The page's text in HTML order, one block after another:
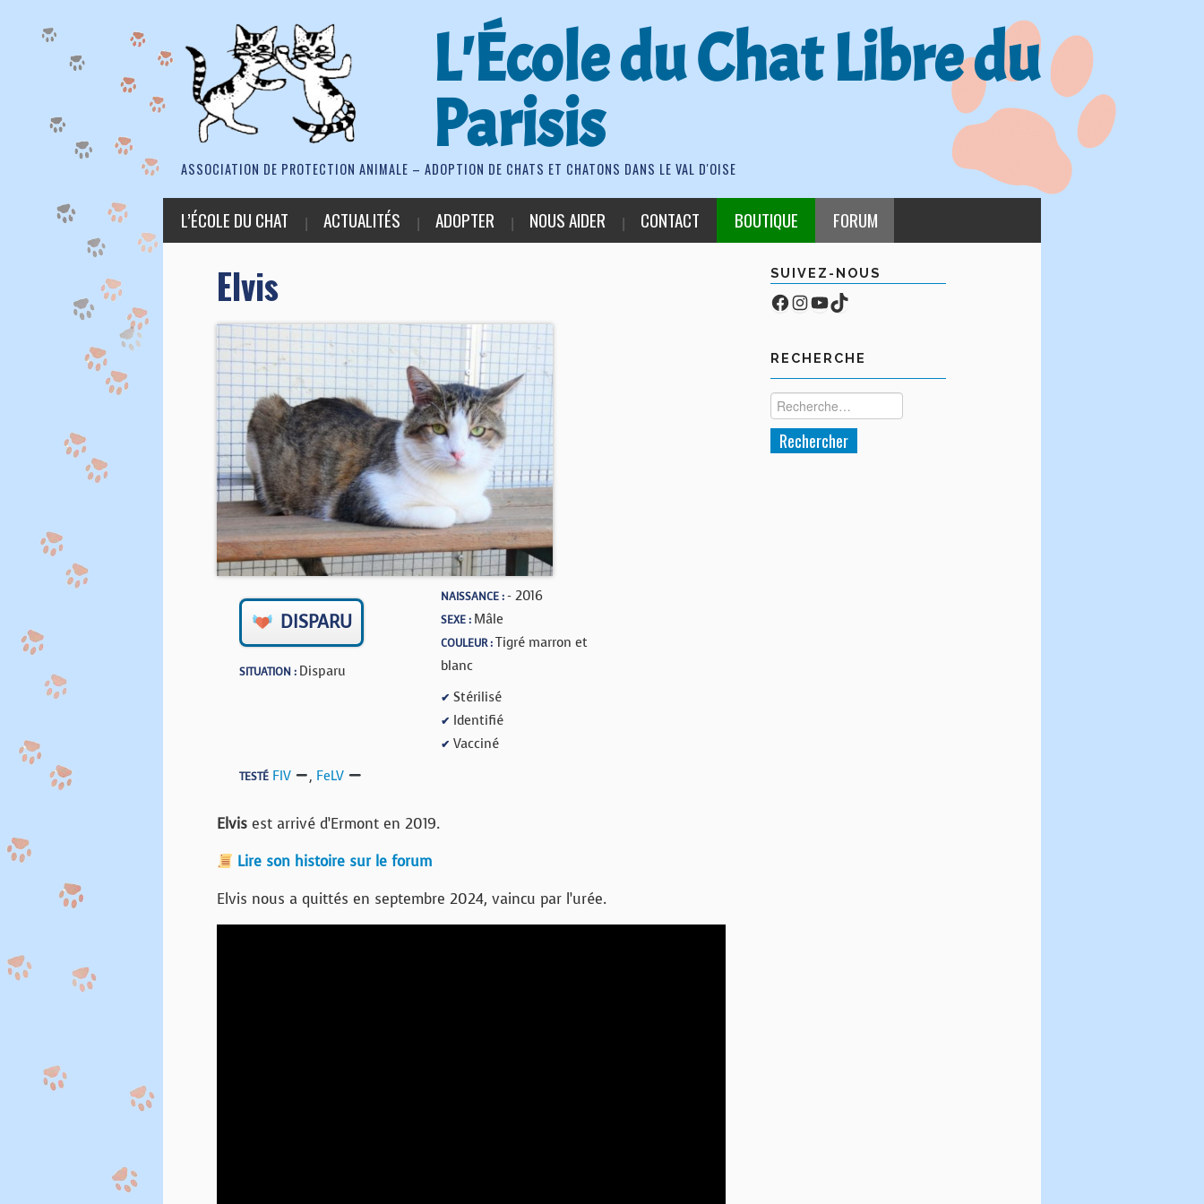
L'École du Chat Libre du
Parisis
ASSOCIATION DE PROTECTION ANIMALE – ADOPTION DE CHATS ET CHATONS DANS LE VAL D'OISE
L’ÉCOLE DU CHAT ACTUALITÉS ADOPTER NOUS AIDER CONTACT BOUTIQUE FORUM
Elvis
DISPARU
SITUATION : Disparu
NAISSANCE :- 2016
SEXE : Mâle
COULEUR :Tigré marron et
blanc
✔ Stérilisé
✔ Identifié
✔ Vacciné
TESTÉ FIV , FeLV
Elvis est arrivé d’Ermont en 2019.
Lire son histoire sur le forum
Elvis nous a quittés en septembre 2024, vaincu par l’urée.
SUIVEZ-NOUS
Facebook
Compte Instagram
YouTube
TikTok
RECHERCHE